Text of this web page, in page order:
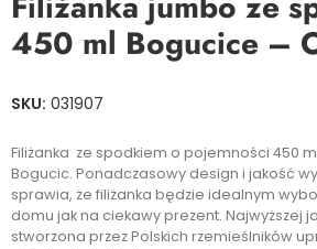
450 ml Bogucice –
SKU: 031907
Filiżanka ze spodkiem o pojemności 450
Bogucic. Ponadczasowy design i jakość
sprawia, że filiżanka będzie idealnym
domu jak na ciekawy prezent. Najwyższej
stworzona przez Polskich rzemieślników